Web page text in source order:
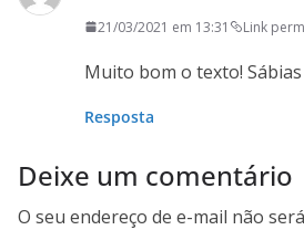
21/03/2021 em 13:31 Link
Muito bom o texto!
Resposta
Deixe um comentário
O seu endereço de e-mail não